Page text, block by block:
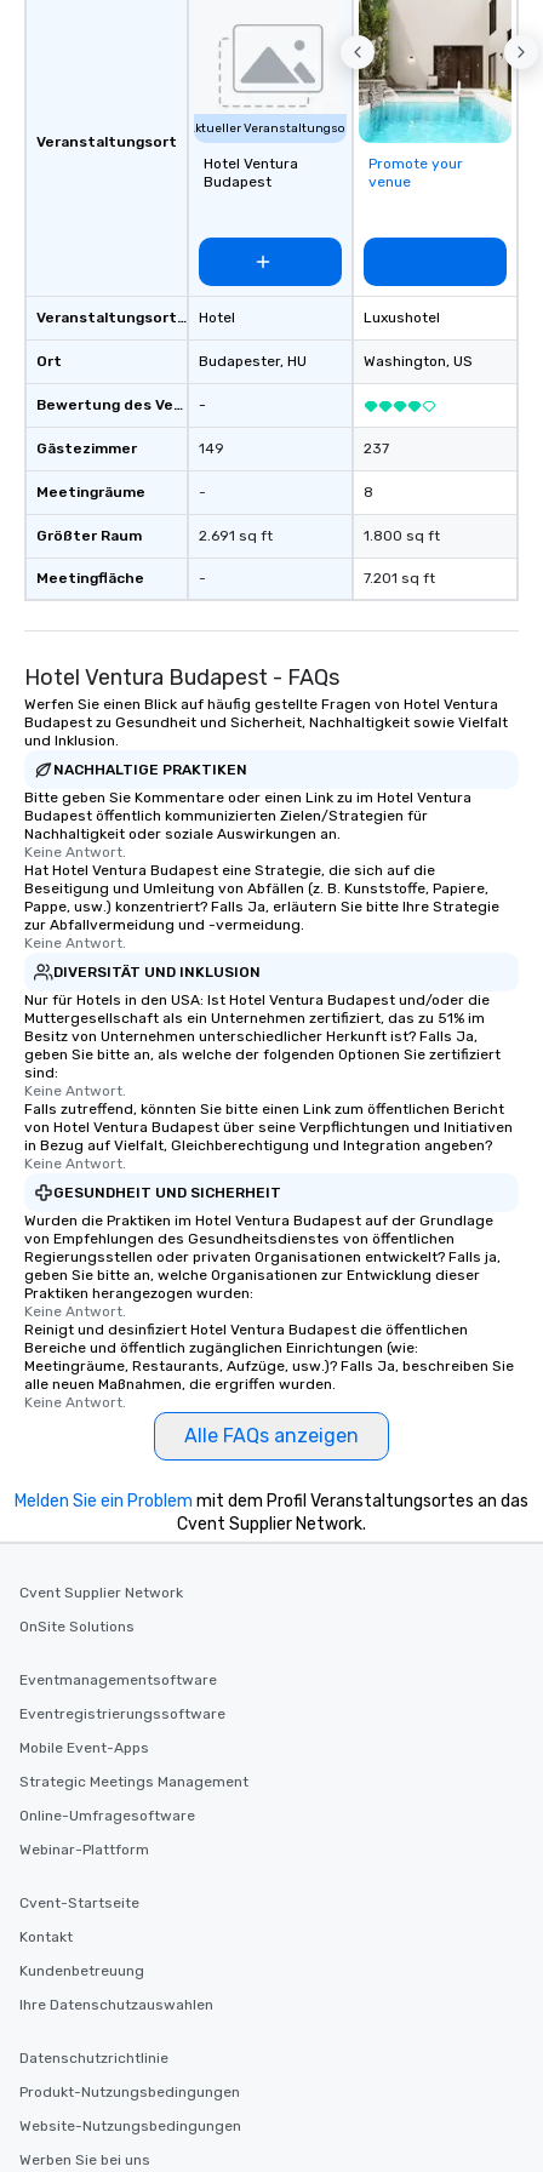
Veranstaltungsort
Veranstaltungsortstyp
Ort
Bewertung des Veranstaltungsortes
Gästezimmer
Meetingräume
Größter Raum
Meetingfläche
Aktueller Veranstaltungsort
Hotel Ventura
Budapest
Hotel
Budapester, HU
-
149
-
2.691 sq ft
-
Promote your
venue
Luxushotel
Washington, US
237
8
1.800 sq ft
7.201 sq ft
Hotel Ventura Budapest - FAQs
Werfen Sie einen Blick auf häufig gestellte Fragen von Hotel Ventura
Budapest zu Gesundheit und Sicherheit, Nachhaltigkeit sowie Vielfalt
und Inklusion.
NACHHALTIGE PRAKTIKEN
Bitte geben Sie Kommentare oder einen Link zu im Hotel Ventura
Budapest öffentlich kommunizierten Zielen/Strategien für
Nachhaltigkeit oder soziale Auswirkungen an.
Keine Antwort.
Hat Hotel Ventura Budapest eine Strategie, die sich auf die
Beseitigung und Umleitung von Abfällen (z. B. Kunststoffe, Papiere,
Pappe, usw.) konzentriert? Falls Ja, erläutern Sie bitte Ihre Strategie
zur Abfallvermeidung und -vermeidung.
Keine Antwort.
DIVERSITÄT UND INKLUSION
Nur für Hotels in den USA: Ist Hotel Ventura Budapest und/oder die
Muttergesellschaft als ein Unternehmen zertifiziert, das zu 51% im
Besitz von Unternehmen unterschiedlicher Herkunft ist? Falls Ja,
geben Sie bitte an, als welche der folgenden Optionen Sie zertifiziert
sind:
Keine Antwort.
Falls zutreffend, könnten Sie bitte einen Link zum öffentlichen Bericht
von Hotel Ventura Budapest über seine Verpflichtungen und Initiativen
in Bezug auf Vielfalt, Gleichberechtigung und Integration angeben?
Keine Antwort.
GESUNDHEIT UND SICHERHEIT
Wurden die Praktiken im Hotel Ventura Budapest auf der Grundlage
von Empfehlungen des Gesundheitsdienstes von öffentlichen
Regierungsstellen oder privaten Organisationen entwickelt? Falls ja,
geben Sie bitte an, welche Organisationen zur Entwicklung dieser
Praktiken herangezogen wurden:
Keine Antwort.
Reinigt und desinfiziert Hotel Ventura Budapest die öffentlichen
Bereiche und öffentlich zugänglichen Einrichtungen (wie:
Meetingräume, Restaurants, Aufzüge, usw.)? Falls Ja, beschreiben Sie
alle neuen Maßnahmen, die ergriffen wurden.
Keine Antwort.
Alle FAQs anzeigen
Melden Sie ein Problem mit dem Profil Veranstaltungsortes an das
Cvent Supplier Network.
Cvent Supplier Network
OnSite Solutions
Eventmanagementsoftware
Eventregistrierungssoftware
Mobile Event-Apps
Strategic Meetings Management
Online-Umfragesoftware
Webinar-Plattform
Cvent-Startseite
Kontakt
Kundenbetreuung
Ihre Datenschutzauswahlen
Datenschutzrichtlinie
Produkt-Nutzungsbedingungen
Website-Nutzungsbedingungen
Werben Sie bei uns